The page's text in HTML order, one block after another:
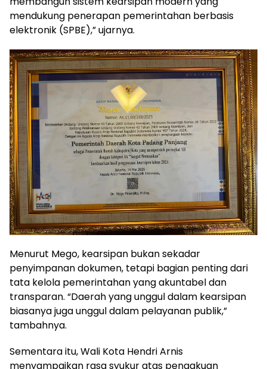
mendukung penerapan pemerintahan berbasis
elektronik (SPBE),” ujarnya.
Menurut Mego, kearsipan bukan sekadar
penyimpanan dokumen, tetapi bagian penting dari
tata kelola pemerintahan yang akuntabel dan
transparan. “Daerah yang unggul dalam kearsipan
biasanya juga unggul dalam pelayanan publik,”
tambahnya.
Sementara itu, Wali Kota Hendri Arnis
menyampaikan rasa syukur atas pengakuan